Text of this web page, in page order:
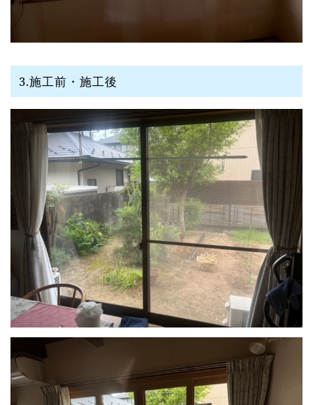
3.施工前・施工後